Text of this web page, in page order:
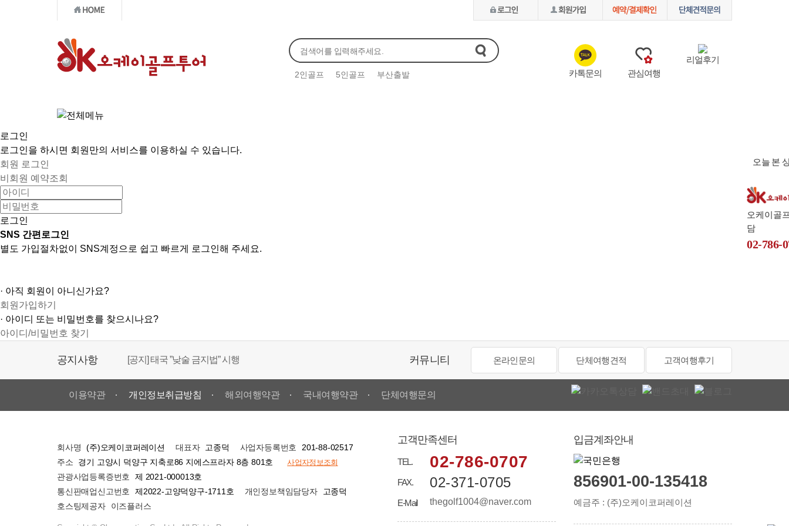
2인골프 5인골프 부산출발 카톡문의 관심여행
리얼후기
오늘 본
오케이골
담
02-786-
로그인
로그인을 하시면 회원만의 서비스를 이용하실 수 있습니다.
회원 로그인
비회원 예약조회
로그인
SNS 간편로그인
별도 가입절차없이 SNS계정으로 쉽고 빠르게 로그인해 주세요.
· 아직 회원이 아니신가요?
회원가입하기
· 아이디 또는 비밀번호를 찾으시나요?
아이디/비밀번호 찾기
공지사항
부터)
일본 1년 월평균 기온 안내
인천 국제공항 대형수화물 카운터 안내
커뮤니티 온라인문의 단체여행견적 고객여행후기
이용약관 개인정보취급방침 해외여행약관 국내여행약관 단체여행문의
회사명 (주)오케이코퍼레이션 대표자 고종덕 사업자등록번호 201-88-02517
주소 경기 고양시 덕양구 지축로86 지에스프라자 8층 801호
사업자정보조회
관광사업등록증번호
제 2021-000013호
통신판매업신고번호 제2022-고양덕양구-1711호 개인정보책임담당자 고종덕
호스팅제공자 이즈플러스
고객만족센터
TEL. 02-786-0707
FAX. 02-371-0705
E-Mail thegolf1004@naver.com
입금계좌안내
856901-00-135418
예금주 : (주)오케이코퍼레이션